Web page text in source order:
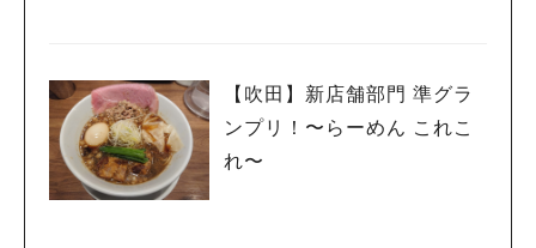
【吹田】新店舗部門 準グラ
ンプリ！〜らーめん これこ
れ〜
人気のキーワード
#今週どこいく？#自然とふれあう#ランチ
#教えたい／教えて投稿記事